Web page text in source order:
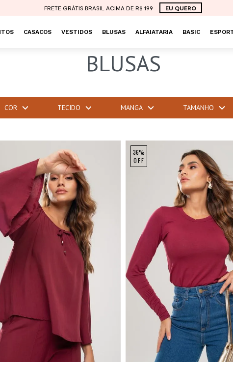
FRETE GRÁTIS BRASIL ACIMA DE R$ 199 EU QUERO
CASACOS VESTIDOS BLUSAS ALFAIATARIA BASIC
BLUSAS
COR TECIDO MANGA TAMANHO
36%
OFF
P M G